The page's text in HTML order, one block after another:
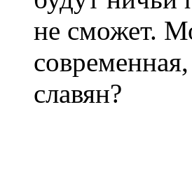
не сможет.
славян?